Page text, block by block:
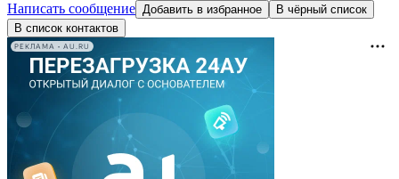
Написать сообщение Добавить в избранное
В чёрный список
В список контактов
РЕКЛАМА • AU.RU